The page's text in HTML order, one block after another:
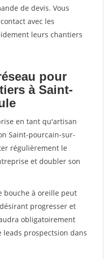
de devis. Vous
avec les
leurs chantiers
pour
à Saint-
en tant qu'artisan
Saint-pourcain-sur-
régulièrement le
et doubler son
bouche à oreille peut
progresser et
obligatoirement
prospectsion dans